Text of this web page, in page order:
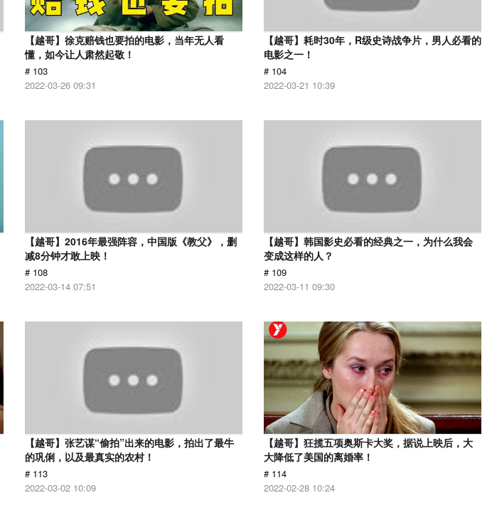
【越哥】徐克赔钱也要拍的电影，当年无人看
懂，如今让人肃然起敬！
# 103
2022-03-26 09:31
【越哥】耗时30年，R级史诗战争片，男人必看的
电影之一！
# 104
2022-03-21 10:39
【越哥】2016年最强阵容，中国版《教父》，删
减8分钟才敢上映！
# 108
2022-03-14 07:51
【越哥】韩国影史必看的经典之一，为什么我会
变成这样的人？
# 109
2022-03-11 09:30
【越哥】张艺谋“偷拍”出来的电影，拍出了最牛
的巩俐，以及最真实的农村！
# 113
2022-03-02 10:09
【越哥】狂揽五项奥斯卡大奖，据说上映后，大
大降低了美国的离婚率！
# 114
2022-02-28 10:24